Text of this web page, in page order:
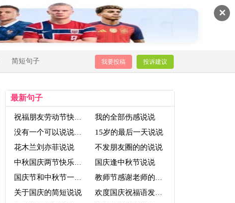
✕
简短句子 我要投稿 投诉建议
最新句子
祝福朋友劳动节快乐的说说 我的全部伤感说说
没有一个可以说说话的
15岁的最后一天说说
花木兰刘亦菲说说
不发朋友圈的的说说
中秋国庆两节快乐说说 国庆逢中秋节说说
关于国庆的简短说说
欢度国庆祝福语发说说